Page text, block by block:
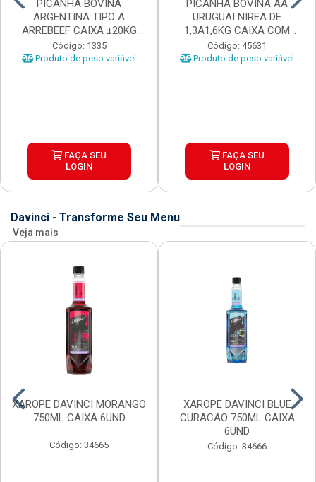
PICANHA BOVINA
ARGENTINA TIPO A
ARREBEEF CAIXA ±20KG
PEÇAS 1...
Código: 1335
Produto de peso variável
FAÇA SEU
LOGIN
PICANHA BOVINA AA
URUGUAI NIREA DE
1,3A1,6KG CAIXA COM
±15KG
Código: 45631
Produto de peso variável
FAÇA SEU
LOGIN
Davinci - Transforme Seu Menu
Veja mais
XAROPE DAVINCI MORANGO
750ML CAIXA 6UND
Código: 34665
XAROPE DAVINCI BLUE
CURACAO 750ML CAIXA
6UND
Código: 34666